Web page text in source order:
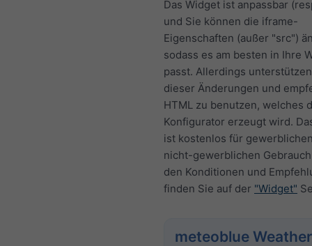
Das Widget ist anpassbar
und Sie können die iframe-
Eigenschaften (außer "src")
sodass es am besten in Ihre
passt. Allerdings
dieser Änderungen und
HTML zu benutzen, welches
Konfigurator erzeugt wird.
ist kostenlos für
nicht-gewerblichen
den Konditionen und
finden Sie auf der "Widget"
meteoblue